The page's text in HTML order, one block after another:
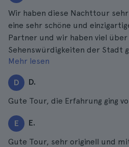
Wir haben diese Nachttour
eine sehr schöne und
Partner und wir haben viel
Sehenswürdigkeiten der Stadt
fantastische Erfahrung, die wir
werden.
Mehr lesen
D D.
Gute Tour, die Erfahrung ging
E E.
Gute Tour, sehr originell und